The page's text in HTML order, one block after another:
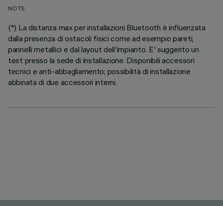
NOTE
(*) La distanza max per installazioni Bluetooth è influenzata
dalla presenza di ostacoli fisici come ad esempio pareti,
pannelli metallici e dal layout dell'impianto. E' suggerito un
test presso la sede di installazione. Disponibili accessori
tecnici e anti-abbagliamento; possibilità di installazione
abbinata di due accessori interni.